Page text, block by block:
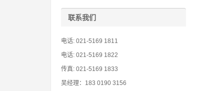
联系我们
电话: 021-5169 1811
电话: 021-5169 1822
传真: 021-5169 1833
吴经理：183 0190 3156